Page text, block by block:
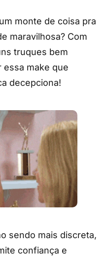
monte de coisa pra
maravilhosa? Com
truques bem
essa make que
decepciona!
sendo mais discreta,
confiança e